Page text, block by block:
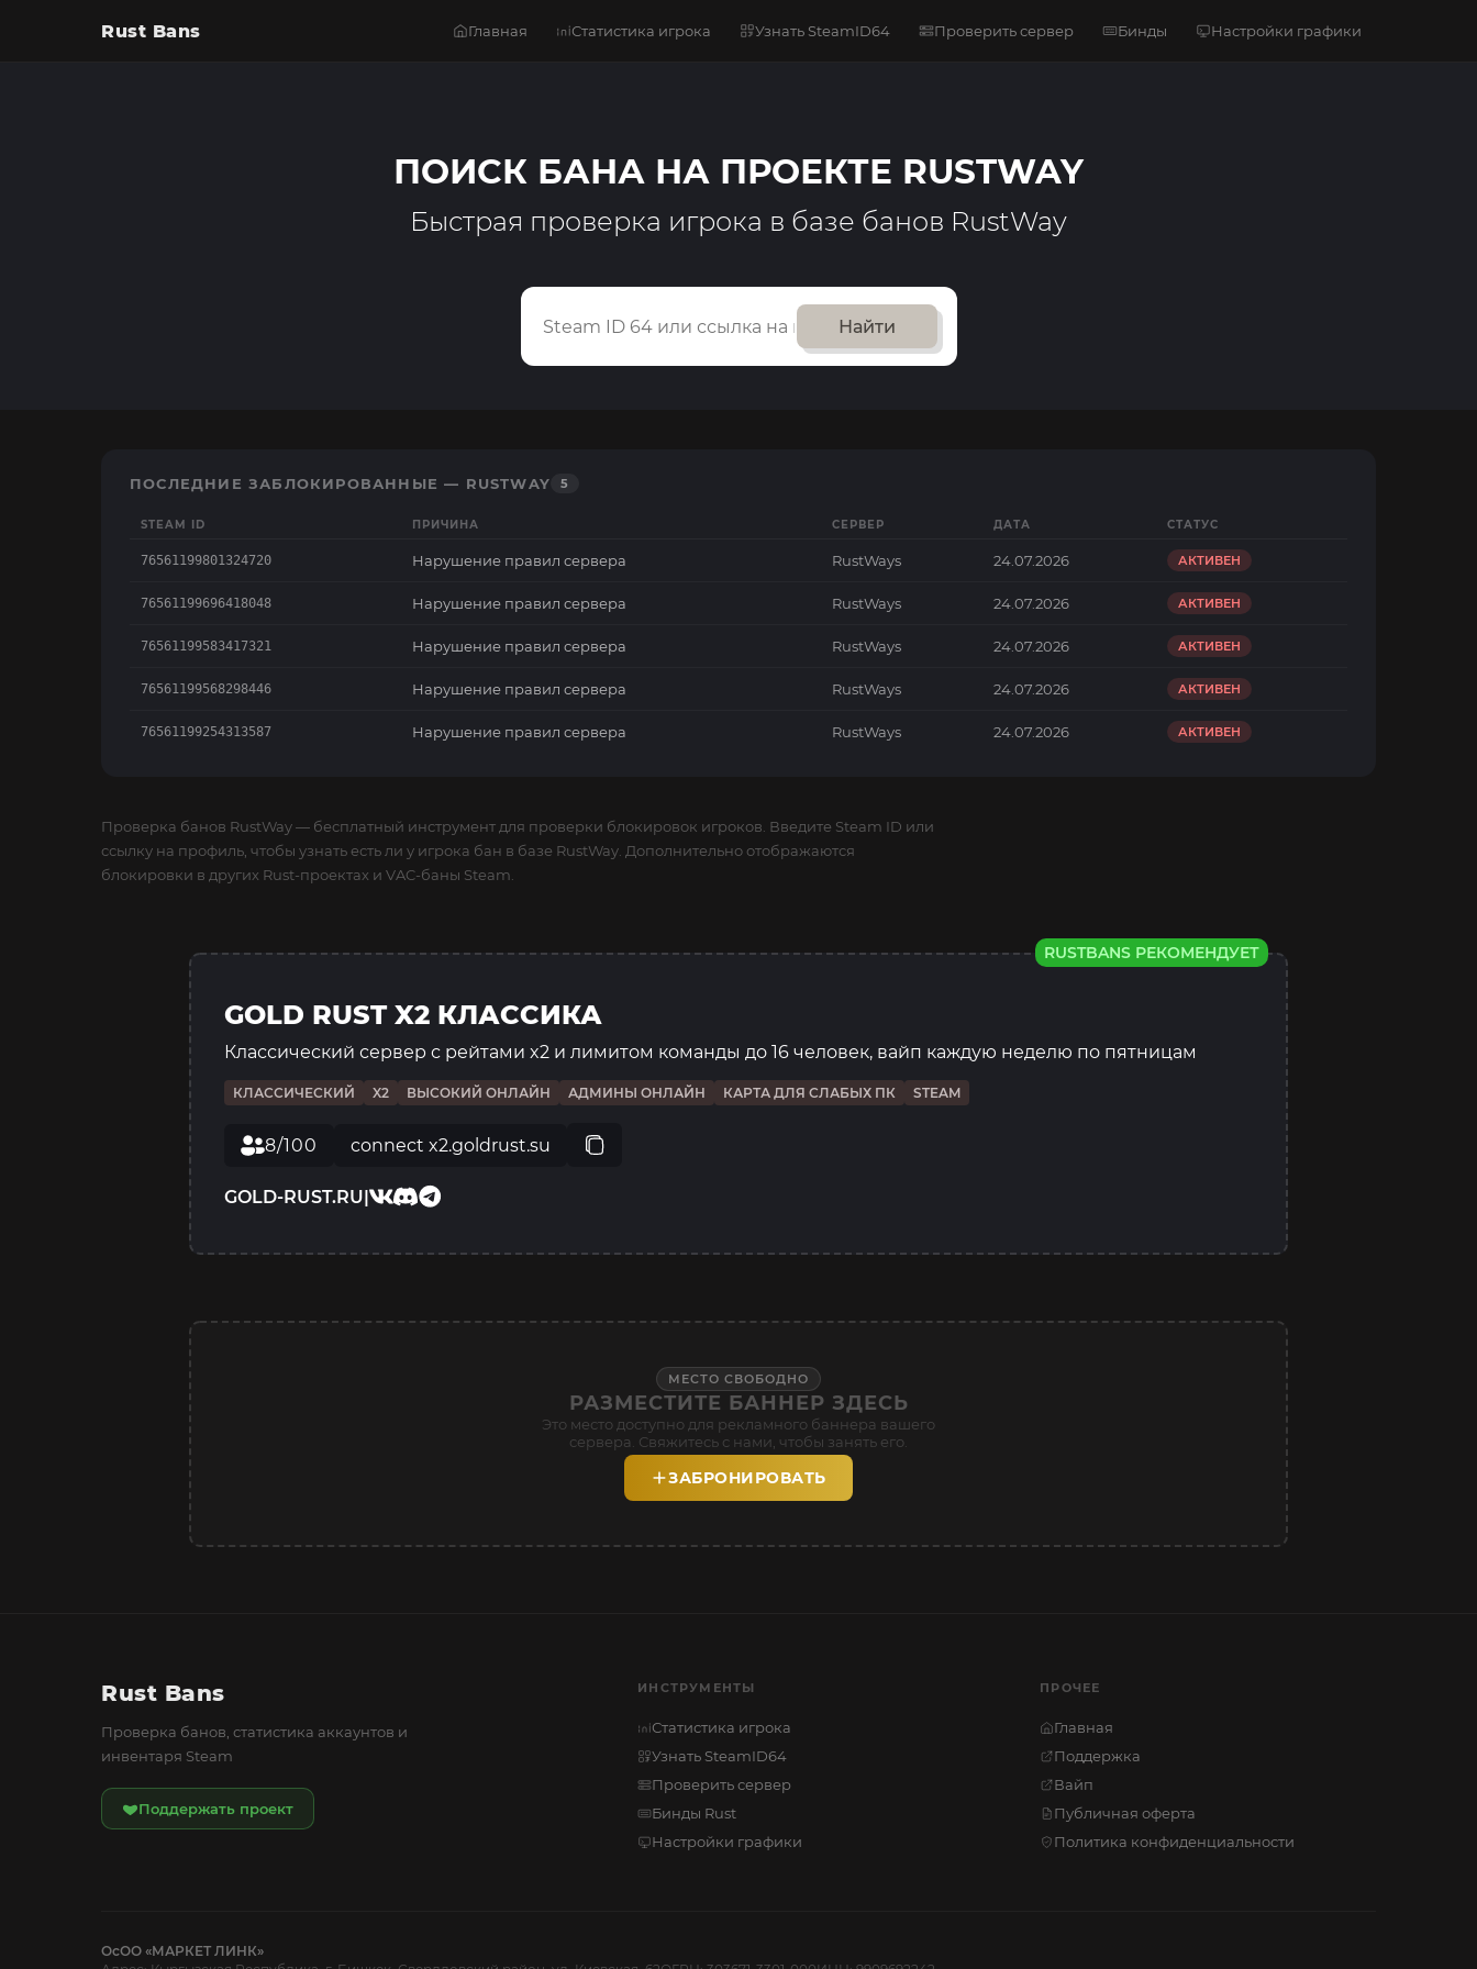
Rust Bans Главная Статистика игрока Узнать SteamID64 Проверить сервер Бинды Настройки графики
ПОИСК БАНА НА ПРОЕКТЕ RUSTWAY
Быстрая проверка игрока в базе банов RustWay
Найти
ПОСЛЕДНИЕ ЗАБЛОКИРОВАННЫЕ — RUSTWAY 5
STEAM ID ПРИЧИНА СЕРВЕР ДАТА СТАТУС
76561199801324720 Нарушение правил сервера RustWays 24.07.2026 АКТИВЕН
76561199696418048 Нарушение правил сервера RustWays 24.07.2026 АКТИВЕН
76561199583417321 Нарушение правил сервера RustWays 24.07.2026 АКТИВЕН
76561199568298446 Нарушение правил сервера RustWays 24.07.2026 АКТИВЕН
76561199254313587 Нарушение правил сервера RustWays 24.07.2026 АКТИВЕН
Проверка банов RustWay — бесплатный инструмент для проверки блокировок игроков. Введите Steam ID или
ссылку на профиль, чтобы узнать есть ли у игрока бан в базе RustWay. Дополнительно отображаются
блокировки в других Rust-проектах и VAC-баны Steam.
RUSTBANS РЕКОМЕНДУЕТ
GOLD RUST X2 КЛАССИКА
Классический сервер с рейтами x2 и лимитом команды до 16 человек, вайп каждую неделю по пятницам
КЛАССИЧЕСКИЙ X2 ВЫСОКИЙ ОНЛАЙН АДМИНЫ ОНЛАЙН КАРТА ДЛЯ СЛАБЫХ ПК STEAM
8/100 connect x2.goldrust.su
GOLD-RUST.RU|
МЕСТО СВОБОДНО
РАЗМЕСТИТЕ БАННЕР ЗДЕСЬ
Это место доступно для рекламного баннера вашего
сервера. Свяжитесь с нами, чтобы занять его.
ЗАБРОНИРОВАТЬ
Rust Bans
Проверка банов, статистика аккаунтов и
инвентаря Steam
Поддержать проект
ИНСТРУМЕНТЫ
Статистика игрока
Узнать SteamID64
Проверить сервер
Бинды Rust
Настройки графики
ПРОЧЕЕ
Главная
Поддержка
Вайп
Публичная оферта
Политика конфиденциальности
ОсОО «МАРКЕТ ЛИНК»